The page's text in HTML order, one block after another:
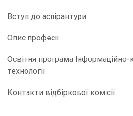
Вступ до аспірантури
Опис професії
​​Освітня програма Інформаційно-
технології
Контакти відбіркової комісії